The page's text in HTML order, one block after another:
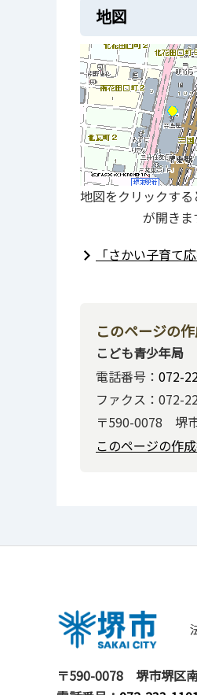
地図
地図をクリックす
が開きま
「さかい子育て
このページの
こども青少年局
電話番号： 072-
ファクス：072-
〒590-0078 堺
このページの作
〒590-0078
堺市堺区